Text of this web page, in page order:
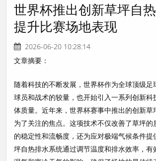
世界杯推出创新草坪自
提升比赛场地表现
2026-06-20 10:28:14
文章摘要：
随着科技的不断发展，世界杯作为全球顶级足
球员和战术的较量，也开始引入一系列创新科
体质量。近年来，世界杯赛事中推出的创新草
为了关注的焦点。这项技术不仅改善了草坪的
的稳定性和流畅度，还为应对极端气候条件提
坪自热排水系统通过调节温度和排水效率，有